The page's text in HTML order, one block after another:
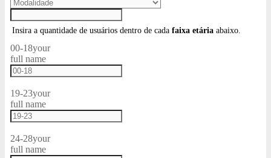
Insira a quantidade de usuários dentro de cada faixa etária abaixo.
00-18your
full name
19-23your
full name
24-28your
full name